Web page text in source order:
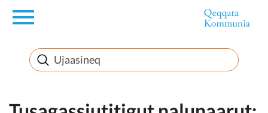
en
Innuttaasunut
Inuussutissarsiorneq